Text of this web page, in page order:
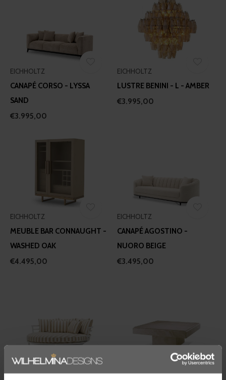
EICHHOLTZ
CANAPÉ CORSO - LYSSA
SAND
€3.995,00
EICHHOLTZ
LUSTRE BENINI - L - AMBER
€3.995,00
EICHHOLTZ
MEUBLE BAR CONNAUGHT -
WASHED OAK
€4.495,00
EICHHOLTZ
CANAPÉ AGOSTINO -
NUORO BEIGE
€3.495,00
EICHHOLTZ
OUTDOOR CANAPÉ LAGUNO
TABLE BASSE SARTORIA